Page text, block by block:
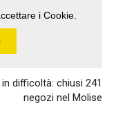
i Cookie.
difficoltà: chiusi 241
negozi nel Molise